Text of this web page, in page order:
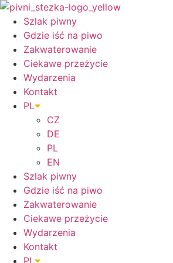
Przejdź
treści
Szlak piwny
Gdzie iść na piwo
Zakwaterowanie
Ciekawe przeżycie
Wydarzenia
Kontakt
PL
CZ
DE
PL
EN
Szlak piwny
Gdzie iść na piwo
Zakwaterowanie
Ciekawe przeżycie
Wydarzenia
Kontakt
PL